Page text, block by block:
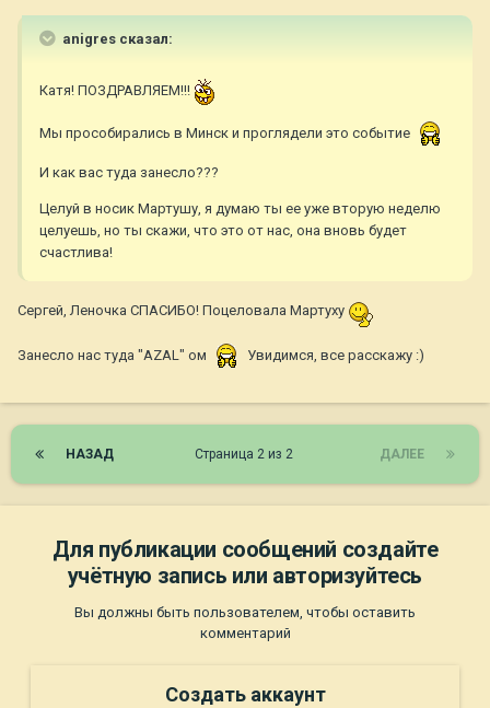
anigres сказал:
Катя! ПОЗДРАВЛЯЕМ!!!
Мы прособирались в Минск и проглядели это событие
И как вас туда занесло???
Целуй в носик Мартушу, я думаю ты ее уже вторую неделю
целуешь, но ты скажи, что это от нас, она вновь будет
счастлива!
Сергей, Леночка СПАСИБО! Поцеловала Мартуху
Занесло нас туда "AZAL" ом Увидимся, все расскажу :)
НАЗАД ДАЛЕЕ
Страница 2 из 2
Для публикации сообщений создайте
учётную запись или авторизуйтесь
Вы должны быть пользователем, чтобы оставить
комментарий
Создать аккаунт